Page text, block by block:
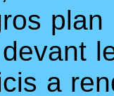
plan
devant
a